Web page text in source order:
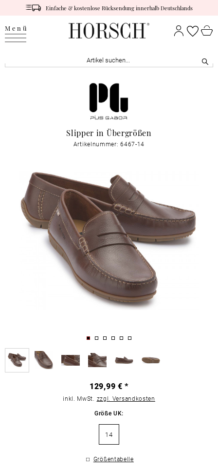
Einfache & kostenlose Rücksendung innerhalb Deutschlands
Menü
Slipper in Übergrößen
Artikelnummer: 6467-14
129,99 € *
inkl. MwSt. zzgl. Versandkosten
Größe UK:
14
Größentabelle